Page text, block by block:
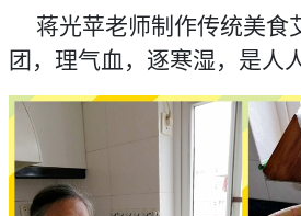
蒋光苹老师制作传统美食
团，理气血，逐寒湿，是人